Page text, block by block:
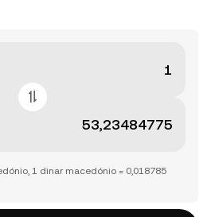
1 dinar macedónio = 0,018785